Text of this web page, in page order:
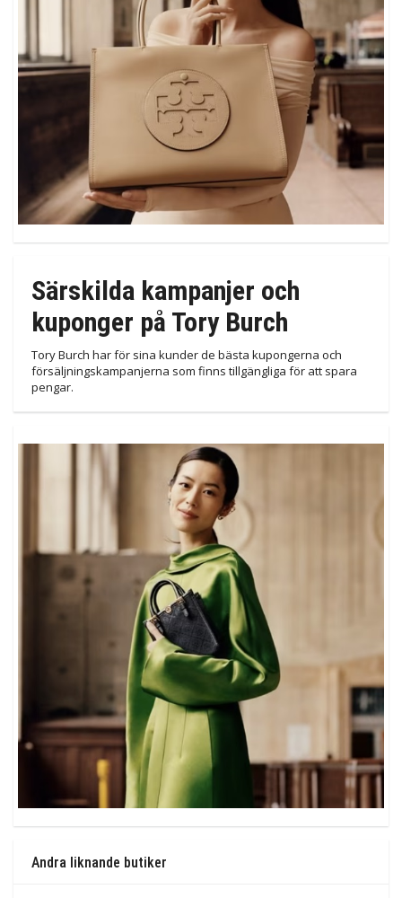
Särskilda kampanjer och
kuponger på Tory Burch
Tory Burch har för sina kunder de bästa kupongerna och
försäljningskampanjerna som finns tillgängliga för att spara
pengar.
Andra liknande butiker